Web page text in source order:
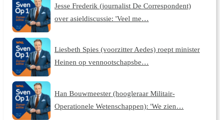
Jesse Frederik (journalist De Correspondent)
over asieldiscussie: 'Veel me…
Liesbeth Spies (voorzitter Aedes) roept minister
Heinen op vennootschapsbe…
Han Bouwmeester (hoogleraar Militair-
Operationele Wetenschappen): 'We zien…